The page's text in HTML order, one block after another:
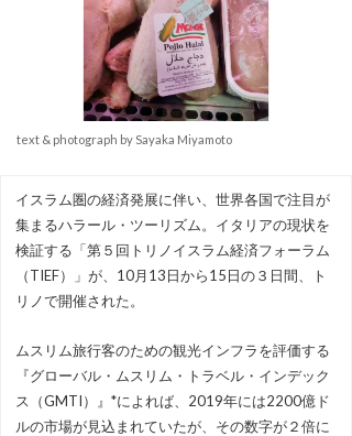
text & photograph by Sayaka Miyamoto
イスラム圏の経済発展に伴い、世界各国で注目が
集まるハラール・ツーリズム。イタリアの現状を
検証する「第５回トリノイスラム経済フォーラム
（TIEF）」が、10月13日から15日の３日間、ト
リノで開催された。
ムスリム旅行客のための観光インフラを評価する
『グローバル・ムスリム・トラベル・インデック
ス（GMTI）』*によれば、2019年には2200億ド
ルの市場が見込まれていたが、その数字が２倍に